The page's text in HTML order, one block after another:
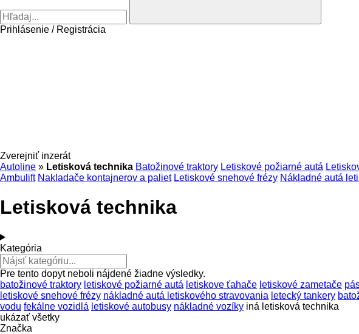
Prihlásenie / Registrácia
Zverejniť inzerát
Autoline » Letisková technika Batožinové traktory Letiskové požiarné autá
Ambulift Nakladače kontajnerov a paliet Letiskové snehové frézy Nákladné autá
Letisková technika
Kategória
Pre tento dopyt neboli nájdené žiadne výsledky.
batožinové traktory letiskové požiarné autá letiskove ťahače letiskové zametače
letiskové snehové frézy nákladné autá letiskového stravovania letecký tankery
vodu fekálne vozidlá letiskové autobusy nákladné vozíky iná letisková technika
ukázať všetky
Značka